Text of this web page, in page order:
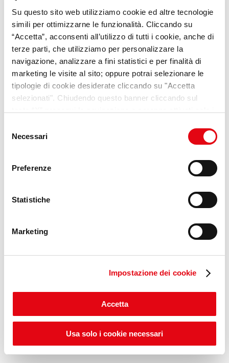
Su questo sito web utilizziamo cookie ed altre tecnologie
simili per ottimizzarne le funzionalità. Cliccando su
“Accetta”, acconsenti all’utilizzo di tutti i cookie, anche di
terze parti, che utilizziamo per personalizzare la
navigazione, analizzare a fini statistici e per finalità di
marketing le visite al sito; oppure potrai selezionare le
tipologie di cookie desiderate cliccando su "Accetta
selezionati". Chiudendo questo banner cliccando sul
modificare le tue preferenze in ogni momento mediante il
link “Impostazione dei cookie” a fine pagina. Per ulteriori
Cookie
Policy.
delNecessari
Preferenze
Statistiche
Marketing
Impostazione dei cookie
Accetta
Usa solo i cookie necessari
VideoPilloleper chi cerca
opportunità e consigli sul
mondo del lavoro
Scopri Lab Umana
Scopri gli ITS POP DAYS